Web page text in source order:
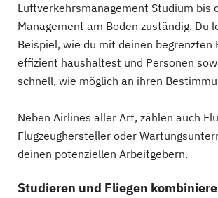
Luftverkehrsmanagement Studium bis
Management am Boden zuständig. Du
Beispiel, wie du mit deinen begrenzten
effizient haushaltest und Personen
schnell, wie möglich an ihren
Neben Airlines aller Art, zählen auch
Flugzeughersteller oder
deinen potenziellen Arbeitgebern.
Studieren und Fliegen